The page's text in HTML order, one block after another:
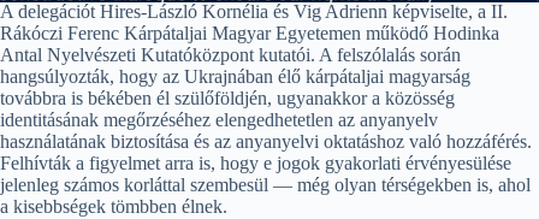
A delegációt Hires-László Kornélia és Vig Adrienn képviselte, a II.
Rákóczi Ferenc Kárpátaljai Magyar Egyetemen működő Hodinka
Antal Nyelvészeti Kutatóközpont kutatói. A felszólalás során
hangsúlyozták, hogy az Ukrajnában élő kárpátaljai magyarság
továbbra is békében él szülőföldjén, ugyanakkor a közösség
identitásának megőrzéséhez elengedhetetlen az anyanyelv
használatának biztosítása és az anyanyelvi oktatáshoz való hozzáférés.
Felhívták a figyelmet arra is, hogy e jogok gyakorlati érvényesülése
jelenleg számos korláttal szembesül — még olyan térségekben is, ahol
a kisebbségek tömbben élnek.